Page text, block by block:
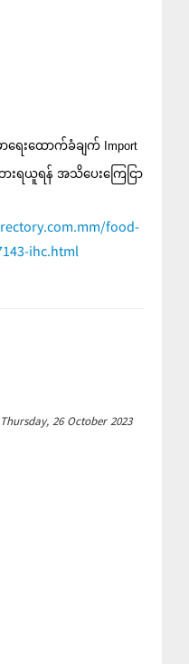
ေးထောက်ခံချက် Import
ထားရယူရန် အသိပေးကြေငြာ
food-
ihc.html
26 October 2023